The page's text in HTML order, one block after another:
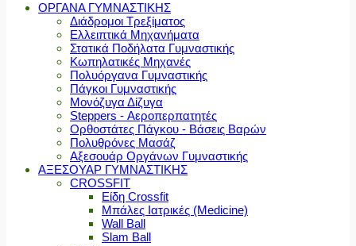
ΟΡΓΑΝΑ ΓΥΜΝΑΣΤΙΚΗΣ
Διάδρομοι Τρεξίματος
Ελλειπτικά Μηχανήματα
Στατικά Ποδήλατα Γυμναστικής
Κωπηλατικές Μηχανές
Πολυόργανα Γυμναστικής
Πάγκοι Γυμναστικής
Μονόζυγα Δίζυγα
Steppers - Αεροπερπατητές
Ορθοστάτες Πάγκου - Βάσεις Βαρών
Πολυθρόνες Μασάζ
Αξεσουάρ Οργάνων Γυμναστικής
ΑΞΕΣΟΥΑΡ ΓΥΜΝΑΣΤΙΚΗΣ
CROSSFIT
Είδη Crossfit
Μπάλες Ιατρικές (Medicine)
Wall Ball
Slam Ball